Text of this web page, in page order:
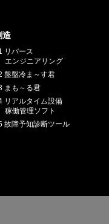
造
リバース
エンジニアリング
盤盤冷ま～す君
まも～る君
リアルタイム設備
稼働管理ソフト
故障予知診断ツール